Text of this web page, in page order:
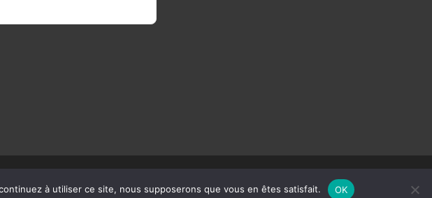
à utiliser ce site, nous supposerons que vous en êtes satisfait. OK